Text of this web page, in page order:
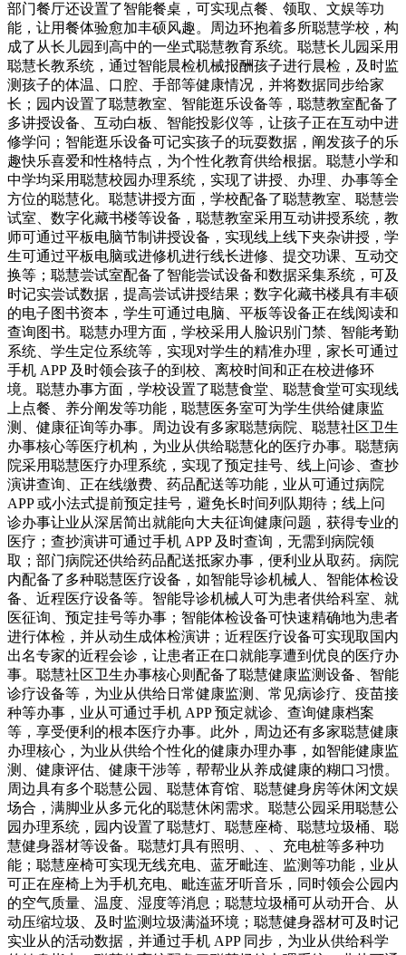
部门餐厅还设置了智能餐桌，可实现点餐、领取、文娱等功
能，让用餐体验愈加丰硕风趣。周边环抱着多所聪慧学校，构
成了从长儿园到高中的一坐式聪慧教育系统。聪慧长儿园采用
聪慧长教系统，通过智能晨检机械报酬孩子进行晨检，及时监
测孩子的体温、口腔、手部等健康情况，并将数据同步给家
长；园内设置了聪慧教室、智能逛乐设备等，聪慧教室配备了
多讲授设备、互动白板、智能投影仪等，让孩子正在互动中进
修学问；智能逛乐设备可记实孩子的玩耍数据，阐发孩子的乐
趣快乐喜爱和性格特点，为个性化教育供给根据。聪慧小学和
中学均采用聪慧校园办理系统，实现了讲授、办理、办事等全
方位的聪慧化。聪慧讲授方面，学校配备了聪慧教室、聪慧尝
试室、数字化藏书楼等设备，聪慧教室采用互动讲授系统，教
师可通过平板电脑节制讲授设备，实现线上线下夹杂讲授，学
生可通过平板电脑或进修机进行线长进修、提交功课、互动交
换等；聪慧尝试室配备了智能尝试设备和数据采集系统，可及
时记实尝试数据，提高尝试讲授结果；数字化藏书楼具有丰硕
的电子图书资本，学生可通过电脑、平板等设备正在线阅读和
查询图书。聪慧办理方面，学校采用人脸识别门禁、智能考勤
系统、学生定位系统等，实现对学生的精准办理，家长可通过
手机 APP 及时领会孩子的到校、离校时间和正在校进修环
境。聪慧办事方面，学校设置了聪慧食堂、聪慧食堂可实现线
上点餐、养分阐发等功能，聪慧医务室可为学生供给健康监
测、健康征询等办事。周边设有多家聪慧病院、聪慧社区卫生
办事核心等医疗机构，为业从供给聪慧化的医疗办事。聪慧病
院采用聪慧医疗办理系统，实现了预定挂号、线上问诊、查抄
演讲查询、正在线缴费、药品配送等功能，业从可通过病院
APP 或小法式提前预定挂号，避免长时间列队期待；线上问
诊办事让业从深居简出就能向大夫征询健康问题，获得专业的
医疗；查抄演讲可通过手机 APP 及时查询，无需到病院领
取；部门病院还供给药品配送抵家办事，便利业从取药。病院
内配备了多种聪慧医疗设备，如智能导诊机械人、智能体检设
备、近程医疗设备等。智能导诊机械人可为患者供给科室、就
医征询、预定挂号等办事；智能体检设备可快速精确地为患者
进行体检，并从动生成体检演讲；近程医疗设备可实现取国内
出名专家的近程会诊，让患者正在口就能享遭到优良的医疗办
事。聪慧社区卫生办事核心则配备了聪慧健康监测设备、智能
诊疗设备等，为业从供给日常健康监测、常见病诊疗、疫苗接
种等办事，业从可通过手机 APP 预定就诊、查询健康档案
等，享受便利的根本医疗办事。此外，周边还有多家聪慧健康
办理核心，为业从供给个性化的健康办理办事，如智能健康监
测、健康评估、健康干涉等，帮帮业从养成健康的糊口习惯。
周边具有多个聪慧公园、聪慧体育馆、聪慧健身房等休闲文娱
场合，满脚业从多元化的聪慧休闲需求。聪慧公园采用聪慧公
园办理系统，园内设置了聪慧灯、聪慧座椅、聪慧垃圾桶、聪
慧健身器材等设备。聪慧灯具有照明、、、充电桩等多种功
能；聪慧座椅可实现无线充电、蓝牙毗连、监测等功能，业从
可正在座椅上为手机充电、毗连蓝牙听音乐，同时领会公园内
的空气质量、温度、湿度等消息；聪慧垃圾桶可从动开合、从
动压缩垃圾、及时监测垃圾满溢环境；聪慧健身器材可及时记
实业从的活动数据，并通过手机 APP 同步，为业从供给科学